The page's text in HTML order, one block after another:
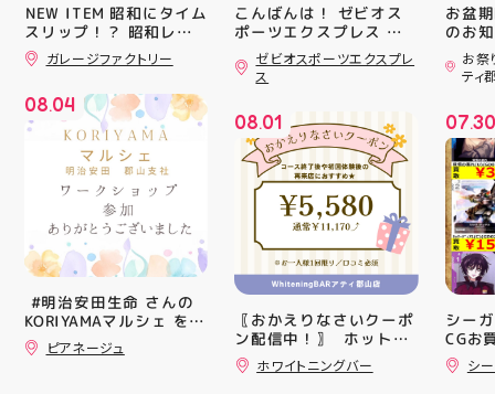
️NEW ITEM️ 昭和にタイム
スリップ！？ 昭和レト
ロサインボード大量入荷
しました！ 今回はお菓
お部屋に飾ればバッチグ
ー #昭和レトロ #アティ
郡山 #福島県 #郡山駅前
#郡山市
ガレージファクトリー
08.04
⁡ #明治安田生命 さんの
KORIYAMAマルシェ を
@hic20240729 HICさ
んにお誘い頂き参加させ
ピアネージュ
こんばんは！ ゼビオス
ポーツエクスプレス ア
ティ郡山です🦭 ・ ★本
日のラジオ★は アシッ
クスからランニングシュ
6」の紹介でした ・ 特
徴としては ☆軽量かつ
反発性に優れた「FF
TURBO SQUARED」を新
搭載し、推進力を向上さ
せました！
☆ASICSGRIPを前足部に
追加し、グリップ力を向
上させました！ ☆市場
トレンドの反発性とクッ
ション性を表したデザイ
ンと優れた通気性を兼ね
備えた「エンジニアード
ウーブンアッパー」を搭
ゼビオスポーツエクスプレ
ス
08.01
〖おかえりなさいクーポ
ン配信中！〗 ⁡ ホットペ
ッパーより通常
￥11,170······▸
ホワイトニングバー
お盆
のお知らせ
用い
ざい
(水)
いたしま
22:00
り
お楽
ご家
人と
お出
屋台
に楽
ビア
思い
皆さ
フ一
てお
お祭
ティ
07.30
シー
CGお
る慈
￥30
シ